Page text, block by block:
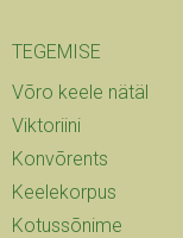
TEGEMISE
Võro keele nätäl
Viktoriini
Konvõrents
Keelekorpus
Kotussõnime